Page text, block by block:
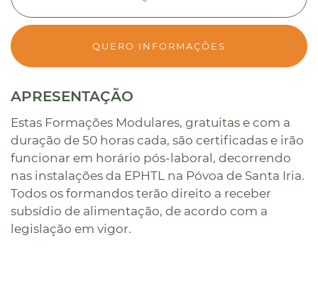
APRESENTAÇÃO
Estas Formações Modulares, gratuitas e com a
duração de 50 horas cada, são certificadas e irão
funcionar em horário pós-laboral, decorrendo
nas instalações da EPHTL na Póvoa de Santa Iria.
Todos os formandos terão direito a receber
subsídio de alimentação, de acordo com a
legislação em vigor.
QUERO INFORMAÇÕES